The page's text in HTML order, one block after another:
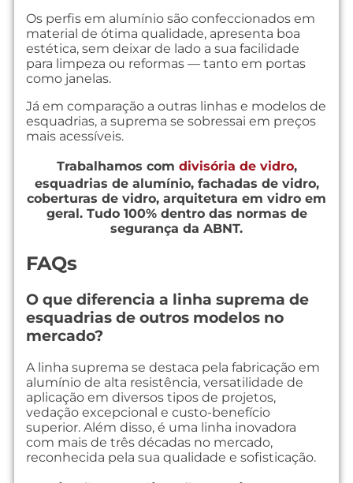
Os perfis em alumínio são confeccionados em
material de ótima qualidade, apresenta boa
estética, sem deixar de lado a sua facilidade
para limpeza ou reformas — tanto em portas
como janelas.
Já em comparação a outras linhas e modelos de
esquadrias, a suprema se sobressai em preços
mais acessíveis.
Trabalhamos com divisória de vidro,
esquadrias de alumínio, fachadas de vidro,
coberturas de vidro, arquitetura em vidro em
geral. Tudo 100% dentro das normas de
segurança da ABNT.
FAQs
O que diferencia a linha suprema de
esquadrias de outros modelos no
mercado?
A linha suprema se destaca pela fabricação em
alumínio de alta resistência, versatilidade de
aplicação em diversos tipos de projetos,
vedação excepcional e custo-benefício
superior. Além disso, é uma linha inovadora
com mais de três décadas no mercado,
reconhecida pela sua qualidade e sofisticação.